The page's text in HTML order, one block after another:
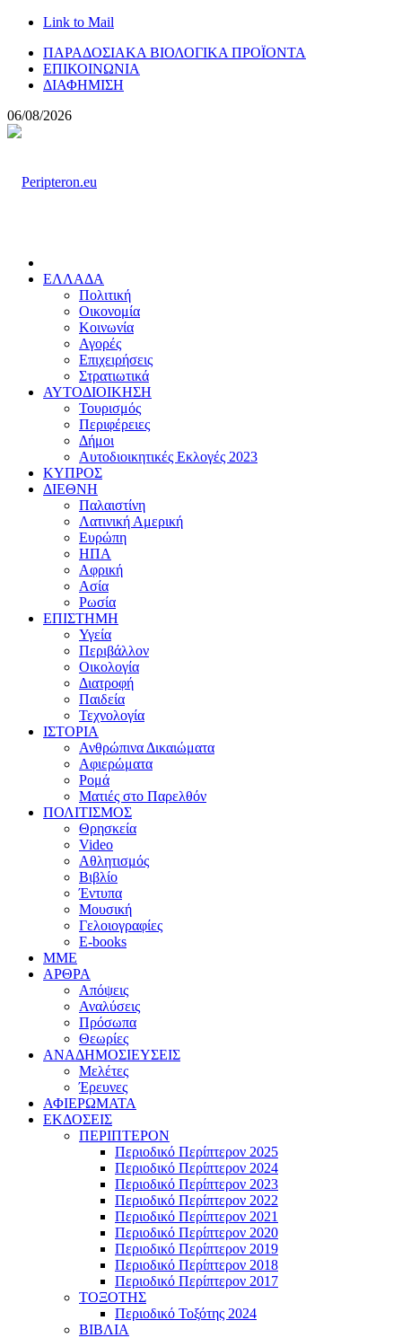
Link to Mail
ΠΑΡΑΔΟΣΙΑΚΑ ΒΙΟΛΟΓΙΚΑ ΠΡΟΪΟΝΤΑ
ΕΠΙΚΟΙΝΩΝΙΑ
ΔΙΑΦΗΜΙΣΗ
06/08/2026
ΕΛΛΑΔΑ
Πολιτική
Οικονομία
Κοινωνία
Αγορές
Επιχειρήσεις
Στρατιωτικά
ΑΥΤΟΔΙΟΙΚΗΣΗ
Τουρισμός
Περιφέρειες
Δήμοι
Αυτοδιοικητικές Εκλογές 2023
ΚΥΠΡΟΣ
ΔΙΕΘΝΗ
Παλαιστίνη
Λατινική Αμερική
Ευρώπη
ΗΠΑ
Αφρική
Ασία
Ρωσία
ΕΠΙΣΤΗΜΗ
Υγεία
Περιβάλλον
Οικολογία
Διατροφή
Παιδεία
Τεχνολογία
ΙΣΤΟΡΙΑ
Ανθρώπινα Δικαιώματα
Αφιερώματα
Ρομά
Ματιές στο Παρελθόν
ΠΟΛΙΤΙΣΜΟΣ
Θρησκεία
Video
Αθλητισμός
Βιβλίο
Έντυπα
Μουσική
Γελοιογραφίες
E-books
MME
ΑΡΘΡΑ
Απόψεις
Αναλύσεις
Πρόσωπα
Θεωρίες
ΑΝΑΔΗΜΟΣΙΕΥΣΕΙΣ
Μελέτες
Έρευνες
ΑΦΙΕΡΩΜΑΤΑ
ΕΚΔΟΣΕΙΣ
ΠΕΡΙΠΤΕΡΟΝ
Περιοδικό Περίπτερον 2025
Περιοδικό Περίπτερον 2024
Περιοδικό Περίπτερον 2023
Περιοδικό Περίπτερον 2022
Περιοδικό Περίπτερον 2021
Περιοδικό Περίπτερον 2020
Περιοδικό Περίπτερον 2019
Περιοδικό Περίπτερον 2018
Περιοδικό Περίπτερον 2017
ΤΟΞΟΤΗΣ
Περιοδικό Τοξότης 2024
ΒΙΒΛΙΑ